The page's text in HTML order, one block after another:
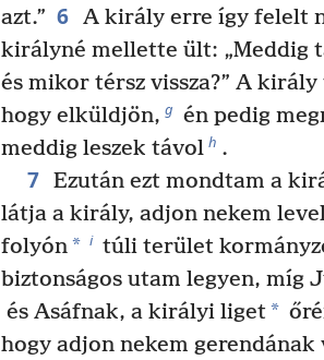
azt.” 6 A király erre így felelt
királyné mellette ült: „Meddig
és mikor térsz vissza?” A
hogy elküldjön, g én pedig
meddig leszek távol h .
7 Ezután ezt mondtam a
látja a király, adjon nekem
folyón* i túli terület
biztonságos utam legyen, míg
és Asáfnak, a királyi liget*
hogy adjon nekem gerendának